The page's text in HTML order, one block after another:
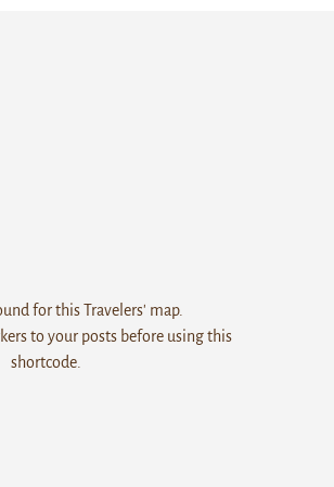
for this Travelers' map.
to your posts before using this
shortcode.